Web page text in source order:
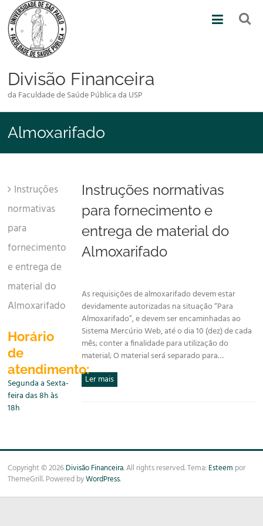
content
Divisão Financeira
da Faculdade de Saúde Pública da USP
Almoxarifado
Instruções normativas
para fornecimento e
entrega de material do
Almoxarifado
As requisições de almoxarifado devem estar
devidamente autorizadas na situação “Para
Almoxarifado”, e devem ser encaminhadas ao
Sistema Mercúrio Web, até o dia 10 (dez) de cada
mês; conter a finalidade para utilização do
material; O material será separado para…
Ler mais
Instruções
normativas
para
fornecimento
e entrega de
material do
Almoxarifado
Horário
de
atendimento:
Segunda a Sexta-
feira das 8h às
18h
Copyright © 2026Divisão Financeira. All rights reserved. Tema: Esteem por
ThemeGrill. Powered byWordPress.